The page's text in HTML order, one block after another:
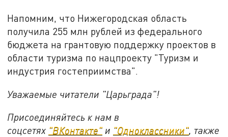
Напомним, что Нижегородская область
получила 255 млн рублей из федерального
бюджета на грантовую поддержку проектов в
области туризма по нацпроекту "Туризм и
индустрия гостеприимства".
Уважаемые читатели "Царьграда"!
Присоединяйтесь к нам в
соцсетях "ВКонтакте" и "Одноклассники", также